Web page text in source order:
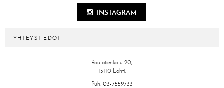
INSTAGRAM
YHTEYSTIEDOT
Rautatienkatu 20,
15110 Lahti.
Puh. 03-7559733